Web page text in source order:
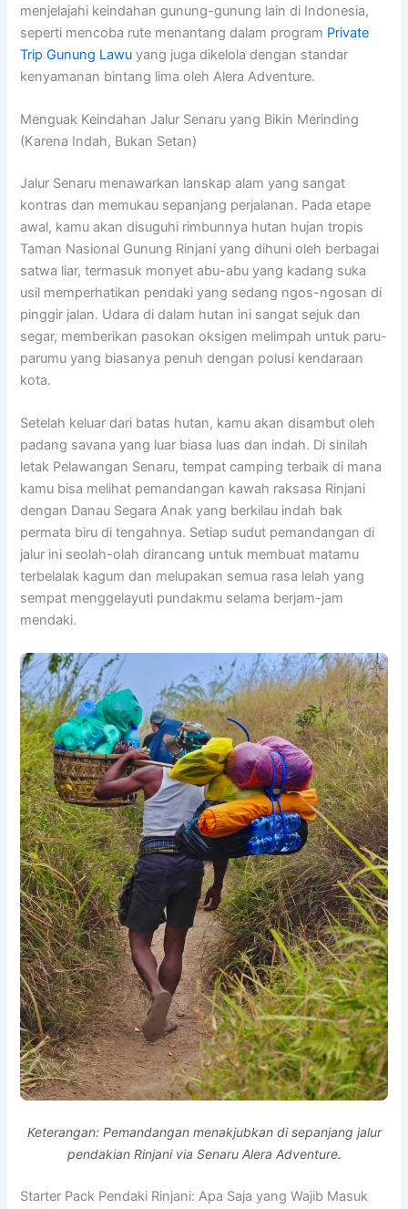
menjelajahi keindahan gunung-gunung lain di Indonesia,
seperti mencoba rute menantang dalam program Private
Trip Gunung Lawu yang juga dikelola dengan standar
kenyamanan bintang lima oleh Alera Adventure.
Menguak Keindahan Jalur Senaru yang Bikin Merinding
(Karena Indah, Bukan Setan)
Jalur Senaru menawarkan lanskap alam yang sangat
kontras dan memukau sepanjang perjalanan. Pada etape
awal, kamu akan disuguhi rimbunnya hutan hujan tropis
Taman Nasional Gunung Rinjani yang dihuni oleh berbagai
satwa liar, termasuk monyet abu-abu yang kadang suka
usil memperhatikan pendaki yang sedang ngos-ngosan di
pinggir jalan. Udara di dalam hutan ini sangat sejuk dan
segar, memberikan pasokan oksigen melimpah untuk paru-
parumu yang biasanya penuh dengan polusi kendaraan
kota.
Setelah keluar dari batas hutan, kamu akan disambut oleh
padang savana yang luar biasa luas dan indah. Di sinilah
letak Pelawangan Senaru, tempat camping terbaik di mana
kamu bisa melihat pemandangan kawah raksasa Rinjani
dengan Danau Segara Anak yang berkilau indah bak
permata biru di tengahnya. Setiap sudut pemandangan di
jalur ini seolah-olah dirancang untuk membuat matamu
terbelalak kagum dan melupakan semua rasa lelah yang
sempat menggelayuti pundakmu selama berjam-jam
mendaki.
Keterangan: Pemandangan menakjubkan di sepanjang jalur
pendakian Rinjani via Senaru Alera Adventure.
Starter Pack Pendaki Rinjani: Apa Saja yang Wajib Masuk